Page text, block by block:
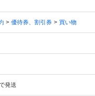
優待券、割引券 買い物
発送